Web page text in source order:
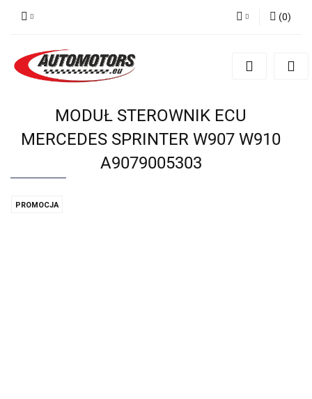
Zarejestruj się
(0)
MODUŁ STEROWNIK ECU
MERCEDES SPRINTER W907 W910
A9079005303
PROMOCJA